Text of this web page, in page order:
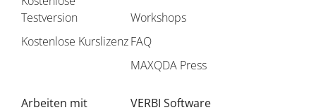
Testversion
Kostenlose Kurslizenz
Workshops
FAQ
MAXQDA Press
Arbeiten mit VERBI Software